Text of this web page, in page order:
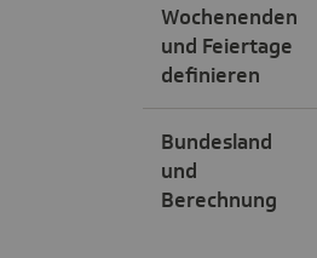
Wochenenden
und Feiertage
definieren
Bundesland
und
Berechnung